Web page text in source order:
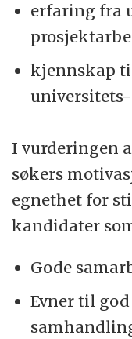
erfaring fra
kjennskap
I vurderingen
søkers
egnethet for
kandidater
Gode
Evner til